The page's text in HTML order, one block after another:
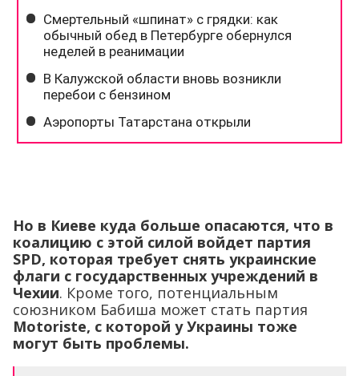
Но в Киеве куда больше опасаются, что в
коалицию с этой силой войдет партия
SPD, которая требует снять украинские
флаги с государственных учреждений в
Чехии. Кроме того, потенциальным
союзником Бабиша может стать партия
Motoristе, с которой у Украины тоже
могут быть проблемы.